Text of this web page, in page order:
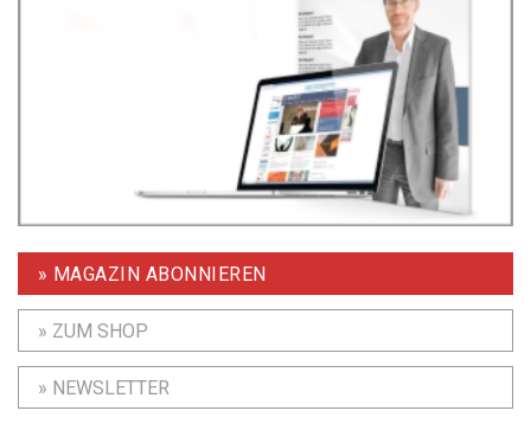
» MAGAZIN ABONNIEREN
» ZUM SHOP
» NEWSLETTER